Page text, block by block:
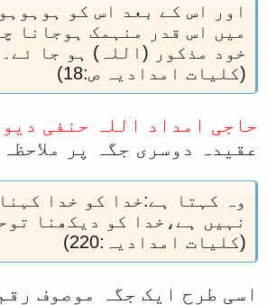
اور اس کے بعد اس کو
ميں اس قدر منہمک ہوجانا
خود مذکور (اللہ) ہو جا ئے۔
(کليات امداديہ ص:18)
حاجی امداد اللہ حنفی
عقیدہ دوسری جگہ پر
وہ کہتا ہے:خدا کو خدا
نہیں ہے،خدا کو دیکھنا
(کلیات امدادیہ:220)
اسی طرح ایک جگہ موصوف